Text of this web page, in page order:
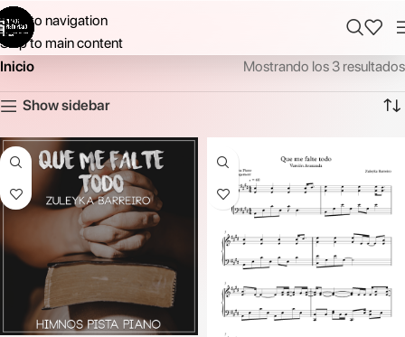
Skip to navigation
Skip to main content
Inicio
Mostrando los 3 resultados
Show sidebar